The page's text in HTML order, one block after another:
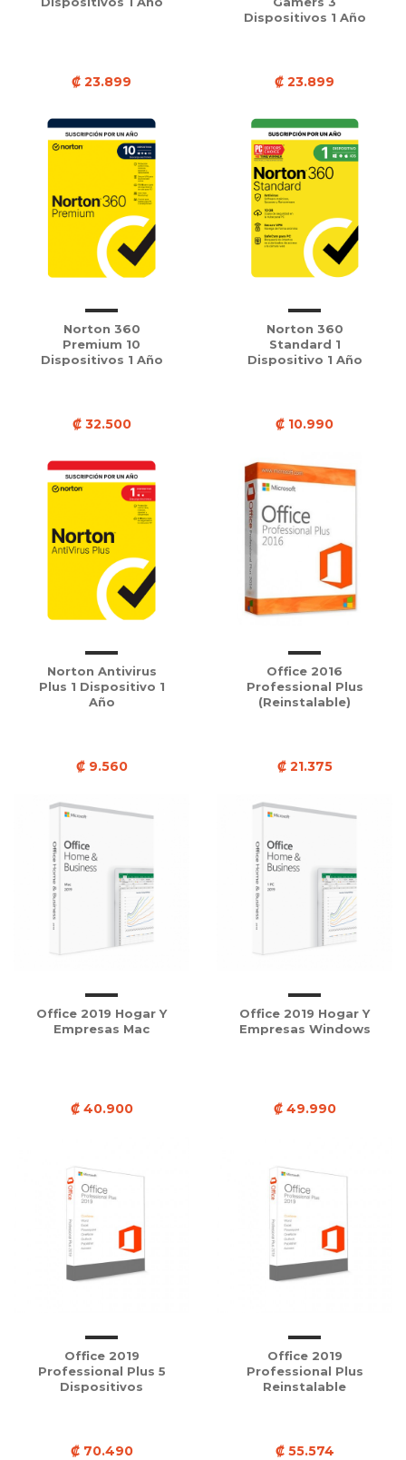
₡ 23.899
Dispositivos 1 Año
₡ 23.899
Norton 360
Premium 10
Dispositivos 1 Año
₡ 32.500
Norton 360
Standard 1
Dispositivo 1 Año
₡ 10.990
Norton Antivirus
Plus 1 Dispositivo 1
Año
₡ 9.560
Office 2016
Professional Plus
(Reinstalable)
₡ 21.375
Office 2019 Hogar Y
Empresas Mac
₡ 40.900
Office 2019 Hogar Y
Empresas Windows
₡ 49.990
Office 2019
Professional Plus 5
Dispositivos
₡ 70.490
Office 2019
Professional Plus
Reinstalable
₡ 55.574